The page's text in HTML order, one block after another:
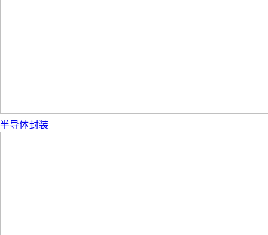
半导体封装